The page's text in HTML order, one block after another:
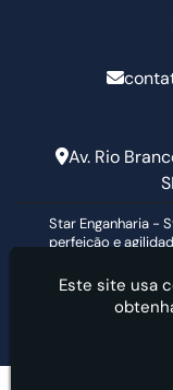
Av. Rio
Star Enganharia -
perfeição e
Este site usa